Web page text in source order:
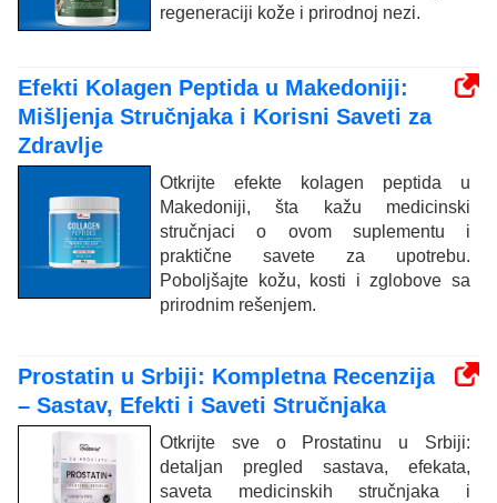
regeneraciji kože i prirodnoj nezi.
Efekti Kolagen Peptida u Makedoniji:
Mišljenja Stručnjaka i Korisni Saveti za
Zdravlje
Otkrijte efekte kolagen peptida u
Makedoniji, šta kažu medicinski
stručnjaci o ovom suplementu i
praktične savete za upotrebu.
Poboljšajte kožu, kosti i zglobove sa
prirodnim rešenjem.
Prostatin u Srbiji: Kompletna Recenzija
– Sastav, Efekti i Saveti Stručnjaka
Otkrijte sve o Prostatinu u Srbiji:
detaljan pregled sastava, efekata,
saveta medicinskih stručnjaka i